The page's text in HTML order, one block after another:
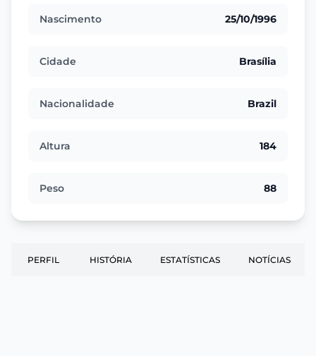
Nascimento 25/10/1996
Cidade Brasília
Nacionalidade Brazil
Altura 184
Peso 88
PERFIL HISTÓRIA ESTATÍSTICAS NOTÍCIAS